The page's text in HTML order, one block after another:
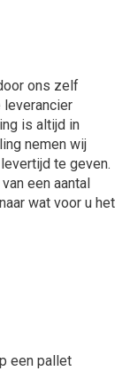
ons zelf
is altijd in
nemen wij
te geven.
een aantal
wat voor u het
een pallet